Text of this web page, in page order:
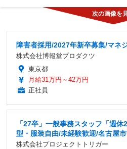
障害者採用/2027年新卒募集/マネ
株式会社博報堂プロダクツ
東京都
月給31万円～42万円
正社員
「27卒」一般事務スタッフ「週
型・服装自由/未経験歓迎/名古屋
株式会社プロジェクトトリガー